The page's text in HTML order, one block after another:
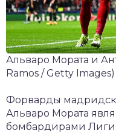
Альваро Мората и
Ramos / Getty Images)
Форварды
Альваро Мората
бомбардирами Лиги